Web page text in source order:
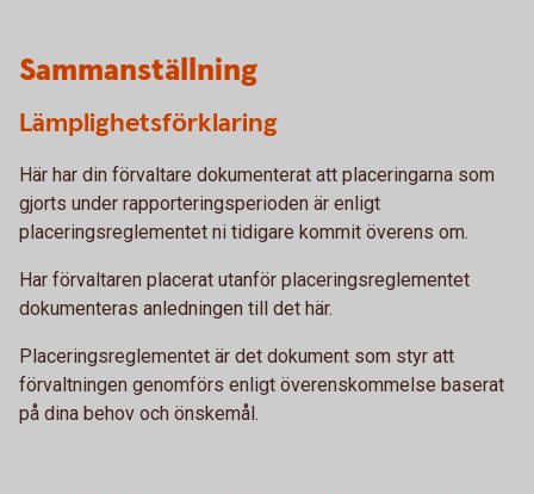
Sammanställning
Lämplighetsförklaring
Här har din förvaltare dokumenterat att placeringarna som
gjorts under rapporteringsperioden är enligt
placeringsreglementet ni tidigare kommit överens om.
Har förvaltaren placerat utanför placeringsreglementet
dokumenteras anledningen till det här.
Placeringsreglementet är det dokument som styr att
förvaltningen genomförs enligt överenskommelse baserat
på dina behov och önskemål.